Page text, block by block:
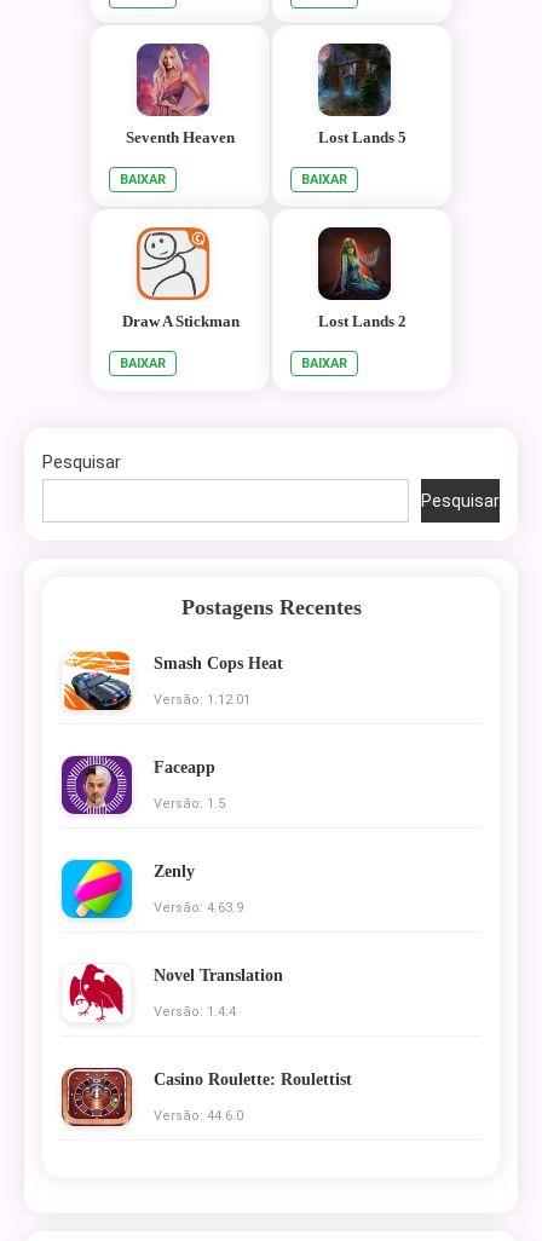
Seventh Heaven
BAIXAR
Lost Lands 5
BAIXAR
Draw A Stickman
BAIXAR
Lost Lands 2
BAIXAR
Pesquisar
Pesquisar
Postagens Recentes
Smash Cops Heat
Versão: 1.12.01
Faceapp
Versão: 1.5
Zenly
Versão: 4.63.9
Novel Translation
Versão: 1.4.4
Casino Roulette: Roulettist
Versão: 44.6.0